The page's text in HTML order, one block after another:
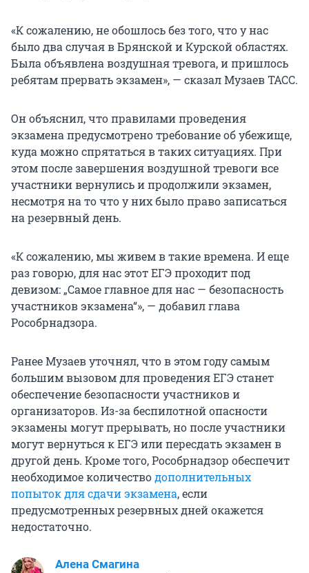
«К сожалению, не обошлось без того, что у нас
было два случая в Брянской и Курской областях.
Была объявлена воздушная тревога, и пришлось
ребятам прервать экзамен», — сказал Музаев ТАСС.
Он объяснил, что правилами проведения
экзамена предусмотрено требование об убежище,
куда можно спрятаться в таких ситуациях. При
этом после завершения воздушной тревоги все
участники вернулись и продолжили экзамен,
несмотря на то что у них было право записаться
на резервный день.
«К сожалению, мы живем в такие времена. И еще
раз говорю, для нас этот ЕГЭ проходит под
девизом: „Самое главное для нас — безопасность
участников экзамена“», — добавил глава
Рособрнадзора.
Ранее Музаев уточнял, что в этом году самым
большим вызовом для проведения ЕГЭ станет
обеспечение безопасности участников и
организаторов. Из-за беспилотной опасности
экзамены могут прерывать, но после участники
могут вернуться к ЕГЭ или пересдать экзамен в
другой день. Кроме того, Рособрнадзор обеспечит
необходимое количестводополнительных
попыток для сдачи экзамена, если
предусмотренных резервных дней окажется
недостаточно.
Алена Смагина